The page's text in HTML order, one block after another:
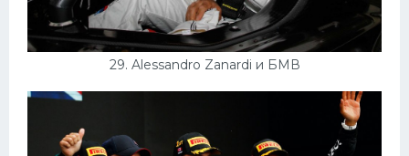
29. Alessandro Zanardi и БМВ